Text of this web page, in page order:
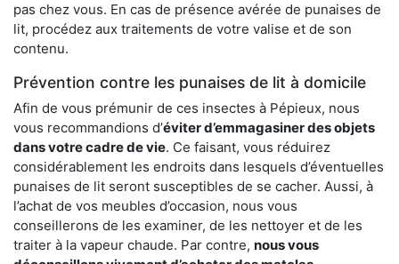
pas chez vous. En cas de présence avérée de punaises de
lit, procédez aux traitements de votre valise et de son
contenu.
Prévention contre les punaises de lit à domicile
Afin de vous prémunir de ces insectes à Pépieux, nous
vous recommandions d’éviter d’emmagasiner des objets
dans votre cadre de vie. Ce faisant, vous réduirez
considérablement les endroits dans lesquels d’éventuelles
punaises de lit seront susceptibles de se cacher. Aussi, à
l’achat de vos meubles d’occasion, nous vous
conseillerons de les examiner, de les nettoyer et de les
traiter à la vapeur chaude. Par contre, nous vous